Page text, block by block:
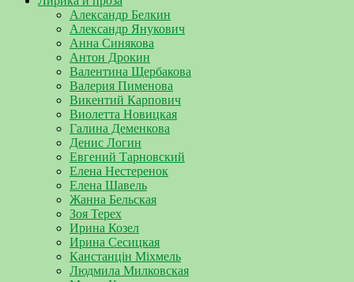
Александр Белкин
Александр Янукович
Анна Синякова
Антон Дрокин
Валентина Щербакова
Валерия Пименова
Викентий Карпович
Виолетта Новицкая
Галина Деменкова
Денис Логин
Евгений Тарновский
Елена Нестеренок
Елена Шавель
Жанна Бельская
Зоя Терех
Ирина Козел
Ирина Сесицкая
Канстанцін Міхмель
Людмила Милковская